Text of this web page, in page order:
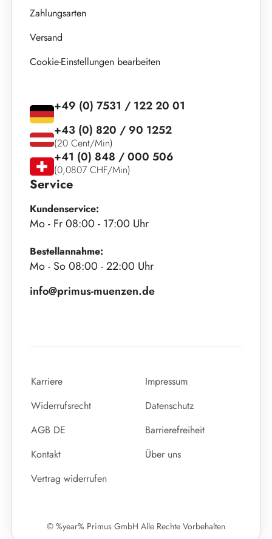
Zahlungsarten
Versand
Cookie-Einstellungen bearbeiten
Service
Kundenservice:
Mo - Fr 08:00 - 17:00 Uhr
Bestellannahme:
Mo - So 08:00 - 22:00 Uhr
info@primus-muenzen.de
+49 (0) 7531 / 122 20 01
+43 (0) 820 / 90 1252
(20 Cent/Min)
+41 (0) 848 / 000 506
(0,0807 CHF/Min)
Karriere
Impressum
Widerrufsrecht
Datenschutz
AGB DE
Barrierefreiheit
Kontakt
Über uns
Vertrag widerrufen
© %year% Primus GmbH Alle Rechte Vorbehalten